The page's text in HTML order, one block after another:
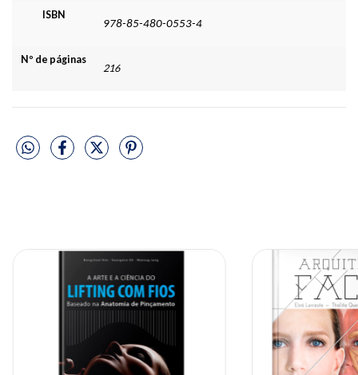
ISBN
978-85-480-0553-4
Nº de páginas
216